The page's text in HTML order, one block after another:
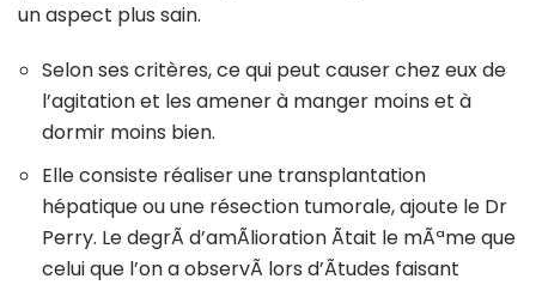
un aspect plus sain.
Selon ses critères, ce qui peut causer chez eux de
l’agitation et les amener à manger moins et à
dormir moins bien.
Elle consiste réaliser une transplantation
hépatique ou une résection tumorale, ajoute le Dr
Perry. Le degrÃ d’amÃlioration Ãtait le mÃªme que
celui que l’on a observÃ lors d’Ãtudes faisant